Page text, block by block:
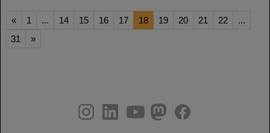
« 1 ... 14 15 16 17 18 19 20 21 22
...
31
»
youtube
helmholtz.social
facebook